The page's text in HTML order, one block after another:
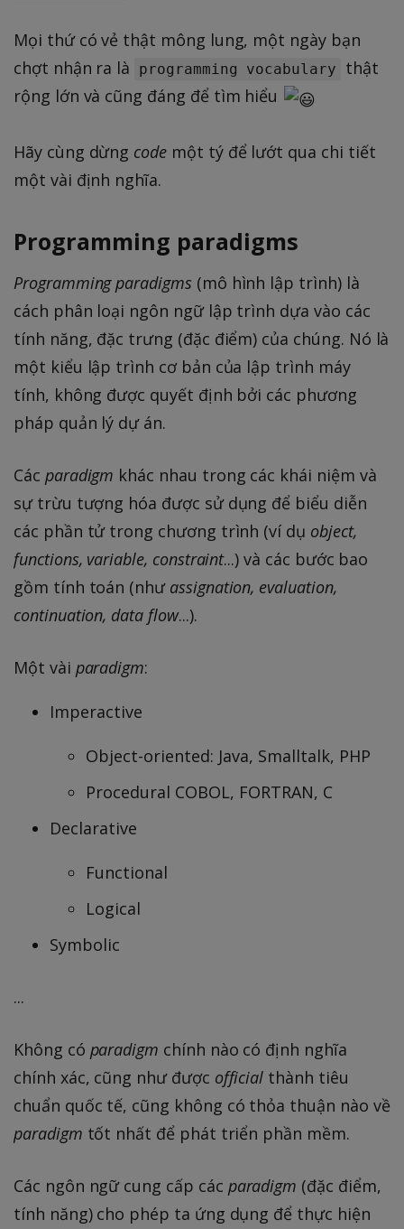
Mọi thứ có vẻ thật mông lung, một ngày bạn
chợt nhận ra là
programming vocabulary
thật
rộng lớn và cũng đáng để tìm hiểu
Hãy cùng dừng code một tý để lướt qua chi tiết
một vài định nghĩa.
Programming paradigms
Programming paradigms (mô hình lập trình) là
cách phân loại ngôn ngữ lập trình dựa vào các
tính năng, đặc trưng (đặc điểm) của chúng. Nó là
một kiểu lập trình cơ bản của lập trình máy
tính, không được quyết định bởi các phương
pháp quản lý dự án.
Các paradigm khác nhau trong các khái niệm và
sự trừu tượng hóa được sử dụng để biểu diễn
các phần tử trong chương trình (ví dụ object,
functions, variable, constraint...) và các bước bao
gồm tính toán (như assignation, evaluation,
continuation, data flow...).
Một vài paradigm:
Imperactive
Object-oriented: Java, Smalltalk, PHP
Procedural COBOL, FORTRAN, C
Declarative
Functional
Logical
Symbolic
...
Không có paradigm chính nào có định nghĩa
chính xác, cũng như được official thành tiêu
chuẩn quốc tế, cũng không có thỏa thuận nào về
paradigm tốt nhất để phát triển phần mềm.
Các ngôn ngữ cung cấp các paradigm (đặc điểm,
tính năng) cho phép ta ứng dụng để thực hiện